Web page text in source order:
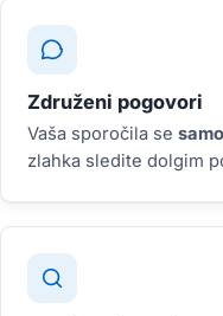
Združeni pogovori
Vaša sporočila se
zlahka sledite dolgim